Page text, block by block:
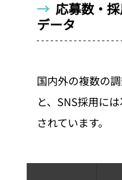
→ 応募数・
データ
国内外の複数の
と、SNS採用に
されています。